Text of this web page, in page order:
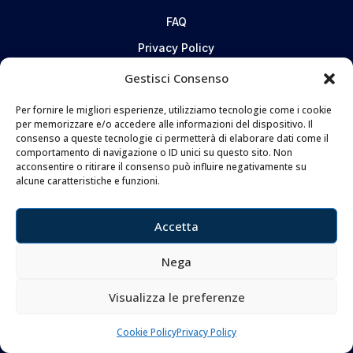
Gestisci Consenso
Per fornire le migliori esperienze, utilizziamo tecnologie come i cookie
per memorizzare e/o accedere alle informazioni del dispositivo. Il
consenso a queste tecnologie ci permetterà di elaborare dati come il
comportamento di navigazione o ID unici su questo sito. Non
acconsentire o ritirare il consenso può influire negativamente su
alcune caratteristiche e funzioni.
Accetta
Nega
Visualizza le preferenze
Cookie PolicyPrivacy Policy
FAQ
Privacy Policy
Cookie Policy
CONTATTI
Coltelleria Donnini s.n.c.
di Leonardo e Silvia Donnini
Telefono e WhatsApp:
Email: info@donninicoltelleria.it
FOLLOW